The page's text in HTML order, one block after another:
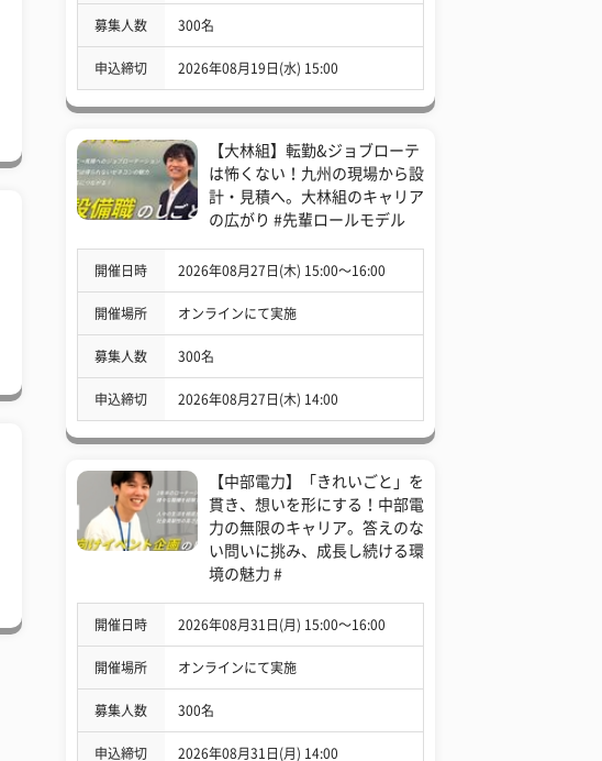
募集人数 300名
申込締切 2026年08月19日(水) 15:00
【大林組】転勤&ジョブローテ
は怖くない！九州の現場から設
計・見積へ。大林組のキャリア
の広がり #先輩ロールモデル
開催日時 2026年08月27日(木) 15:00〜16:00
開催場所 オンラインにて実施
募集人数 300名
申込締切 2026年08月27日(木) 14:00
【中部電力】「きれいごと」を
貫き、想いを形にする！中部電
力の無限のキャリア。答えのな
い問いに挑み、成長し続ける環
境の魅力 #
開催日時 2026年08月31日(月) 15:00〜16:00
開催場所 オンラインにて実施
募集人数 300名
申込締切 2026年08月31日(月) 14:00